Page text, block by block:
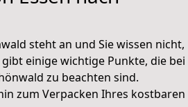
steht an und Sie wissen nicht,
einige wichtige Punkte, die bei
zu beachten sind.
zum Verpacken Ihres kostbaren